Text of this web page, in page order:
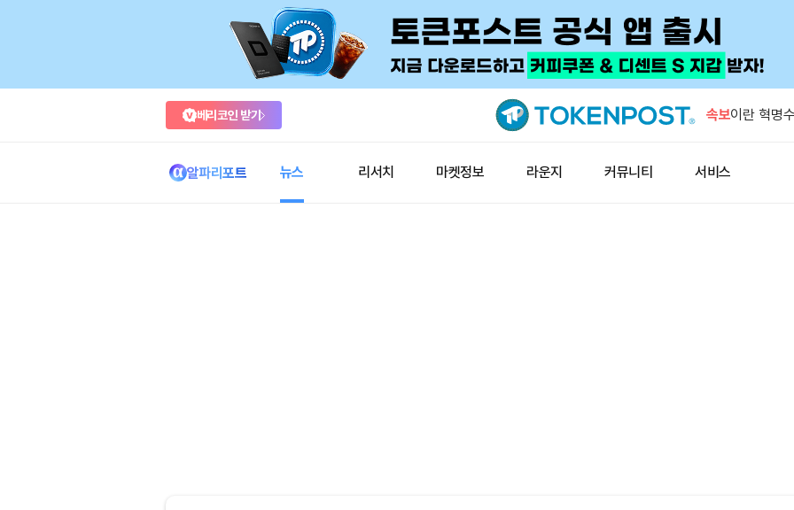
베리코인 받기 속보
비트코인
이란 혁명
알파리포트 뉴스 리서치 마켓정보 라운지 커뮤니티 서비스